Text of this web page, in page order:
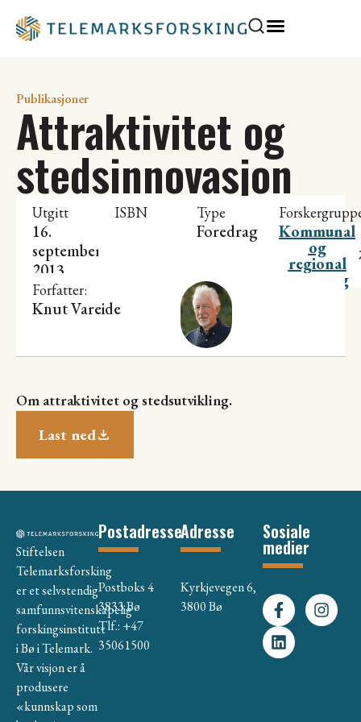
Publikasjoner
Attraktivitet og
stedsinnovasjon
Utgitt
16.
september
2013
ISBN Type
Foredrag Kommunal
og
regional
utvikling
Forfatter:
Knut Vareide
Om attraktivitet og stedsutvikling.
Last ned
Stiftelsen
Telemarksforsking
er et selvstendig
samfunnsvitenskapelig
forskingsinstitutt
i Bø i Telemark.
Vår visjon er å
produsere
«kunnskap som
Postadresse
Postboks 4
3833 Bø
Tlf.: +47
35061500
Adresse
Kyrkjevegen 6,
3800 Bø
Sosiale
medier